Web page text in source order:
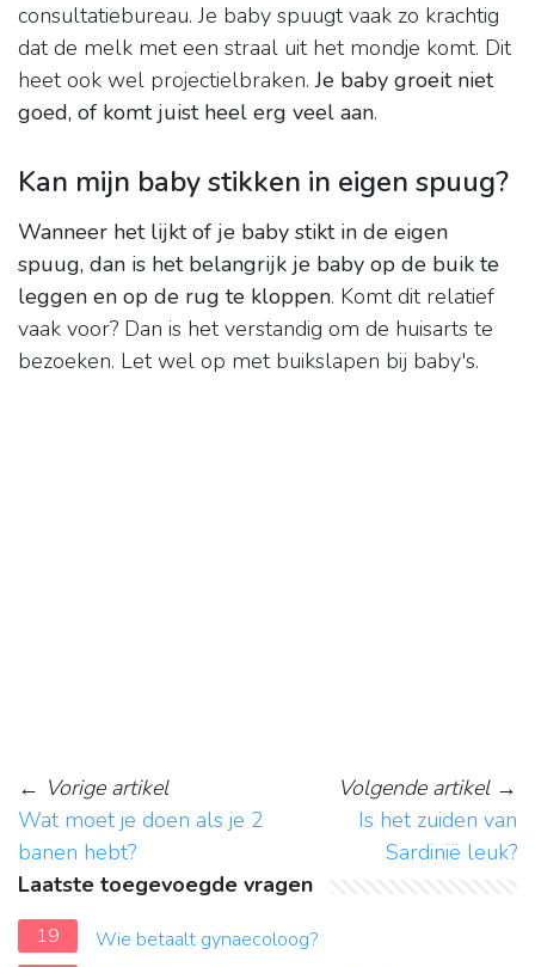
consultatiebureau. Je baby spuugt vaak zo krachtig
dat de melk met een straal uit het mondje komt. Dit
heet ook wel projectielbraken.Je baby groeit niet
goed, of komt juist heel erg veel aan.
Kan mijn baby stikken in eigen spuug?
Wanneer het lijkt of je baby stikt in de eigen
spuug, dan is het belangrijk je baby op de buik te
leggen en op de rug te kloppen. Komt dit relatief
vaak voor? Dan is het verstandig om de huisarts te
bezoeken. Let wel op met buikslapen bij baby's.
← Vorige artikel
Wat moet je doen als je 2
banen hebt?
Volgende artikel→
Is het zuiden van
Sardinië leuk?
Laatste toegevoegde vragen
19
Wie betaalt gynaecoloog?